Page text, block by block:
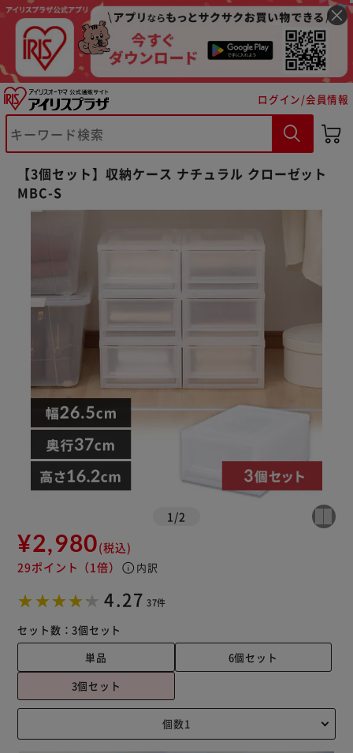
ログイン/会員情報
【3個セット】収納ケース ナチュラル クローゼット
MBC-S
1 /2
¥2,980(税込)
29ポイント （1倍） info 内訳
4.27 37件
セット数：3個セット
単品
6個セット
3個セット
※ご確認ください
カートに入れる 購入手続きへ